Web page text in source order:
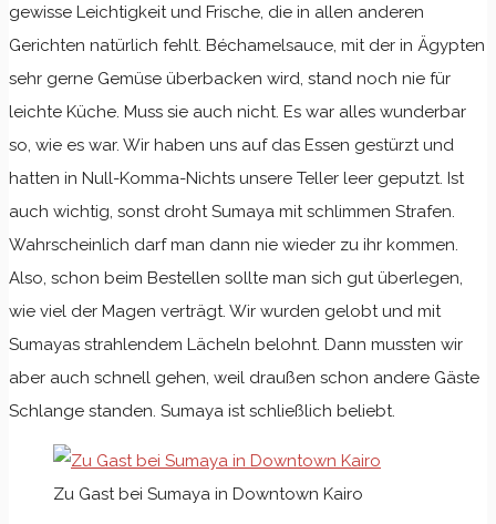
gewisse Leichtigkeit und Frische, die in allen anderen
Gerichten natürlich fehlt. Béchamelsauce, mit der in Ägypten
sehr gerne Gemüse überbacken wird, stand noch nie für
leichte Küche. Muss sie auch nicht. Es war alles wunderbar
so, wie es war. Wir haben uns auf das Essen gestürzt und
hatten in Null-Komma-Nichts unsere Teller leer geputzt. Ist
auch wichtig, sonst droht Sumaya mit schlimmen Strafen.
Wahrscheinlich darf man dann nie wieder zu ihr kommen.
Also, schon beim Bestellen sollte man sich gut überlegen,
wie viel der Magen verträgt. Wir wurden gelobt und mit
Sumayas strahlendem Lächeln belohnt. Dann mussten wir
aber auch schnell gehen, weil draußen schon andere Gäste
Schlange standen. Sumaya ist schließlich beliebt.
Zu Gast bei Sumaya in Downtown Kairo